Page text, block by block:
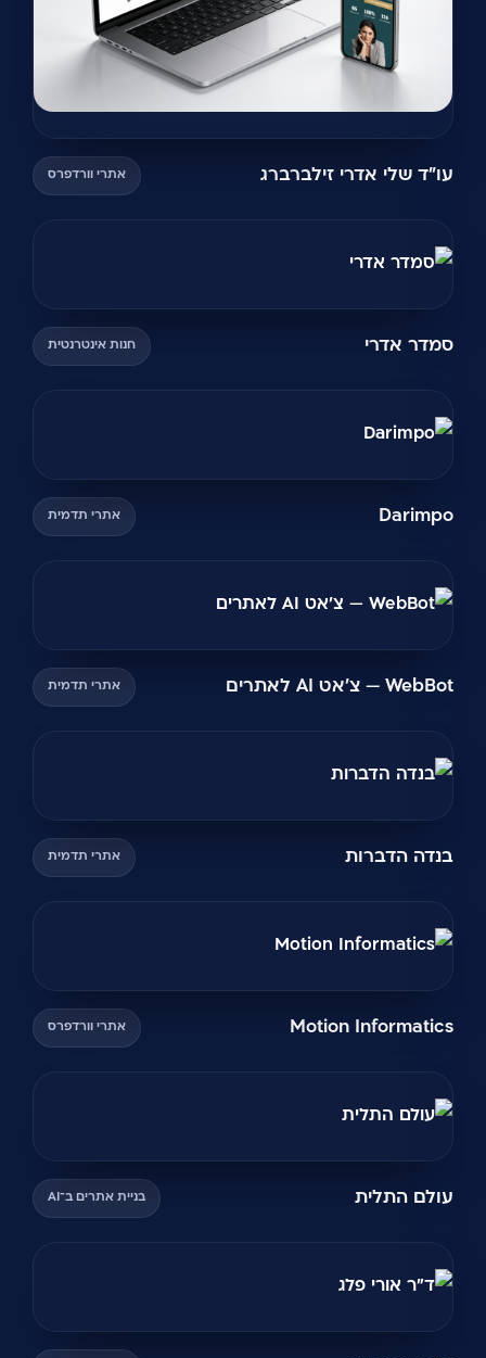
עו"ד שלי אדרי זילברברג אתרי וורדפרס
סמדר אדרי חנות אינטרנטית
Darimpo אתרי תדמית
WebBot — צ'אט AI לאתרים אתרי תדמית
בנדה הדברות אתרי תדמית
Motion Informatics אתרי וורדפרס
עולם התלית בניית אתרים ב־AI